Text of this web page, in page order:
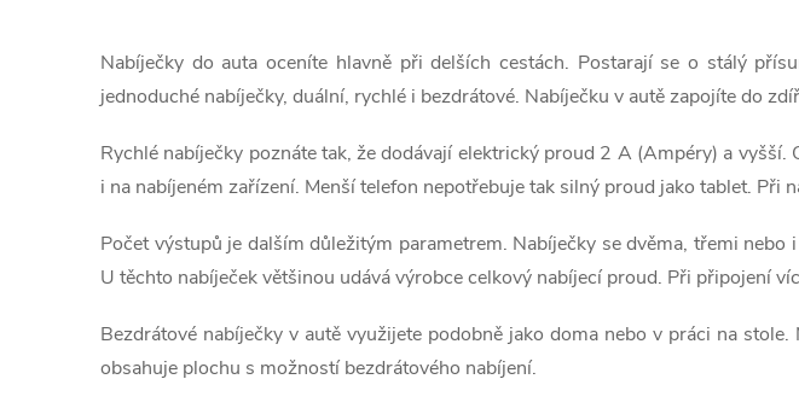
v
l
á
d
a
c
í
p
Nabíječky do auta oceníte hlavně při delších cestách. Postarají se o stálý
jednoduché nabíječky, duální, rychlé i bezdrátové. Nabíječku v autě zapojíte do
Rychlé nabíječky poznáte tak, že dodávají elektrický proud 2 A (Ampéry) a
i na nabíjeném zařízení. Menší telefon nepotřebuje tak silný proud jako tablet.
Počet výstupů je dalším důležitým parametrem. Nabíječky se dvěma, třemi
U těchto nabíječek většinou udává výrobce celkový nabíjecí proud. Při připojení
Bezdrátové nabíječky v autě využijete podobně jako doma nebo v práci na
obsahuje plochu s možností bezdrátového nabíjení.